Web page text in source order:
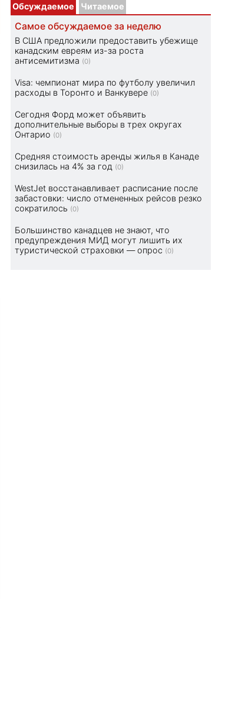
Обсуждаемое Читаемое
Самое обсуждаемое за неделю
В США предложили предоставить убежище
канадским евреям из-за роста
антисемитизма (0)
Visa: чемпионат мира по футболу увеличил
расходы в Торонто и Ванкувере (0)
Сегодня Форд может объявить
дополнительные выборы в трех округах
Онтарио (0)
Средняя стоимость аренды жилья в Канаде
снизилась на 4% за год (0)
WestJet восстанавливает расписание после
забастовки: число отмененных рейсов резко
сократилось (0)
Большинство канадцев не знают, что
предупреждения МИД могут лишить их
туристической страховки — опрос (0)